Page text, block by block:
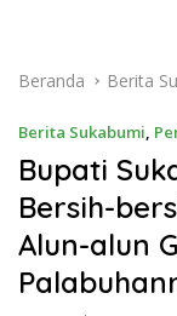
Beranda Berita
Berita Sukabumi,
Bupati
Bersih-
Alun-alun